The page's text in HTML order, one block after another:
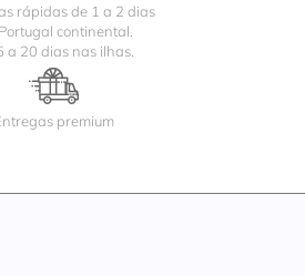
rápidas de 1 a 2 dias
continental.
a 20 dias nas ilhas.
premium